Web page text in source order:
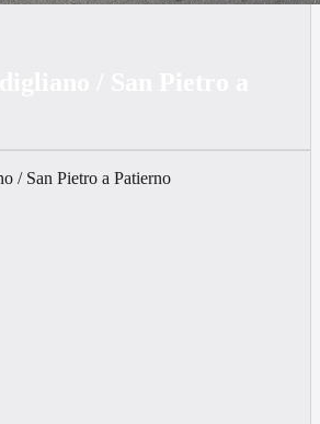
/ San Pietro a Patierno